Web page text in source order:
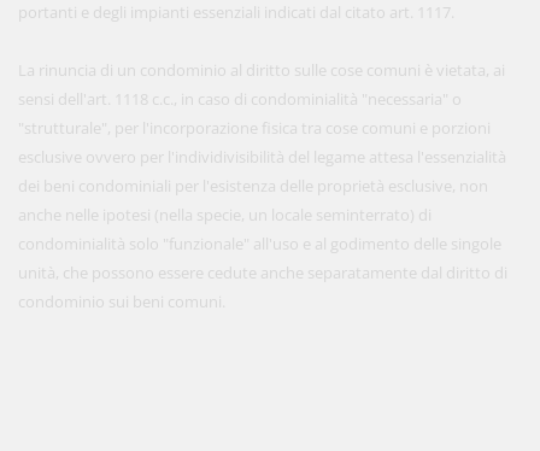
portanti e degli impianti essenziali indicati dal citato art. 1117.
La rinuncia di un condominio al diritto sulle cose comuni è vietata, ai
sensi dell'art. 1118 c.c., in caso di condominialità "necessaria" o
"strutturale", per l'incorporazione fisica tra cose comuni e porzioni
esclusive ovvero per l'individivisibilità del legame attesa l'essenzialità
dei beni condominiali per l'esistenza delle proprietà esclusive, non
anche nelle ipotesi (nella specie, un locale seminterrato) di
condominialità solo "funzionale" all'uso e al godimento delle singole
unità, che possono essere cedute anche separatamente dal diritto di
condominio sui beni comuni.